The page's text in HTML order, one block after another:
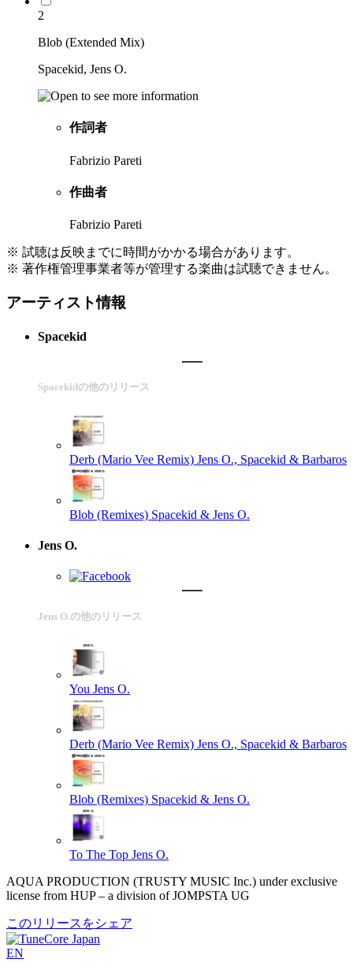
2
Blob (Extended Mix)
Spacekid, Jens O.
作詞者
Fabrizio Pareti
作曲者
Fabrizio Pareti
※ 試聴は反映までに時間がかかる場合があります。
※ 著作権管理事業者等が管理する楽曲は試聴できません。
アーティスト情報
Spacekid
Spacekidの他のリリース
Derb (Mario Vee Remix) Jens O., Spacekid & Barbaros
Blob (Remixes) Spacekid & Jens O.
Jens O.
Jens O.の他のリリース
You Jens O.
Derb (Mario Vee Remix) Jens O., Spacekid & Barbaros
Blob (Remixes) Spacekid & Jens O.
To The Top Jens O.
AQUA PRODUCTION (TRUSTY MUSIC Inc.) under exclusive
license from HUP – a division of JOMPSTA UG
このリリースをシェア
EN